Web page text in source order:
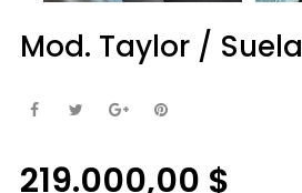
Mod. Taylor / Suela
219.000,00 $